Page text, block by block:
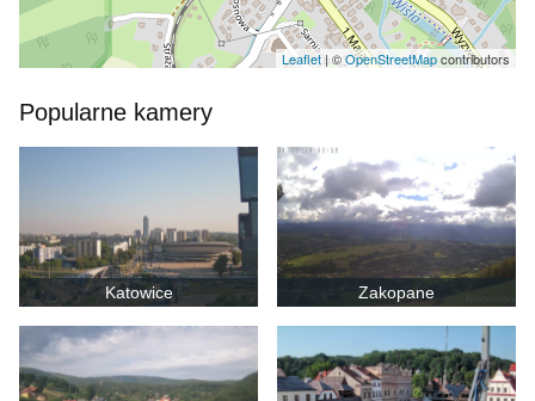
Leaflet| ©OpenStreetMapcontributors
Popularne kamery
Katowice Zakopane